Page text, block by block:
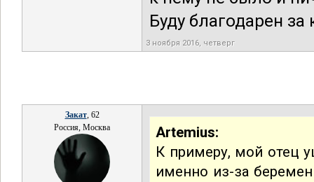
Буду благодарен
3 ноября 2016, четверг
Закат, 62
Россия, Москва
Artemius:
К примеру, мой отец
именно из-за